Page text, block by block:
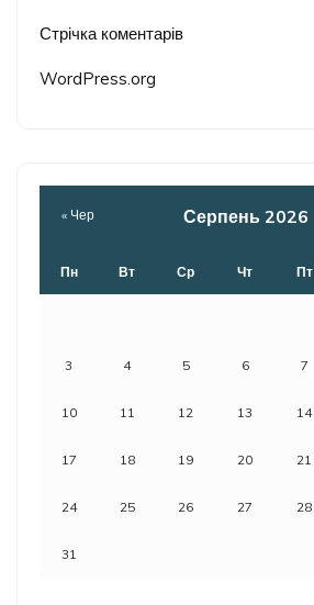
Стрічка коментарів
WordPress.org
Серпень 2026
Пн Вт Ср Чт Пт
3 4 5 6 7
10 11 12 13 14
17 18 19 20 21
24 25 26 27 28
31
« Чер